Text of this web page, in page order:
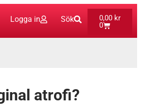
Logga in Sök 0,00 kr
0
atrofi?